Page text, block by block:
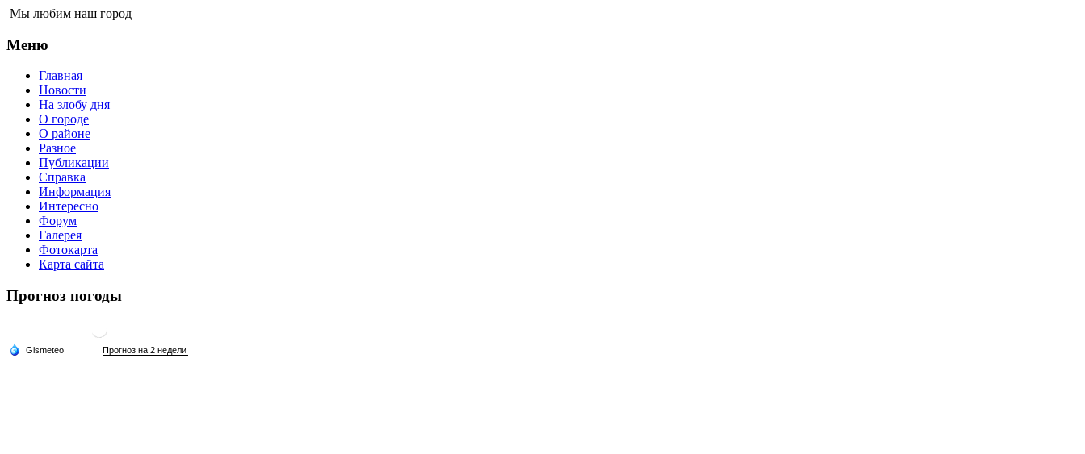
Мы любим наш город
Меню
Главная
Новости
На злобу дня
О городе
О районе
Разное
Публикации
Справка
Информация
Интересно
Форум
Галерея
Фотокарта
Карта сайта
Прогноз погоды